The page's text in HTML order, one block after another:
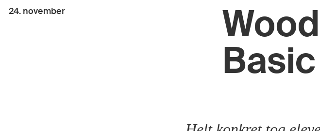
24. november
Basic